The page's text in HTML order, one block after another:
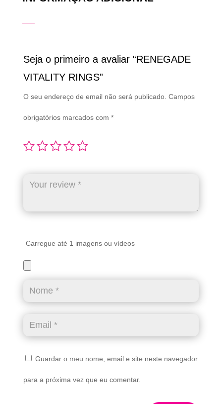
Seja o primeiro a avaliar “RENEGADE
VITALITY RINGS”
O seu endereço de email não será publicado. Campos
obrigatórios marcados com *
Carregue até 1 imagens ou vídeos
Guardar o meu nome, email e site neste navegador
para a próxima vez que eu comentar.